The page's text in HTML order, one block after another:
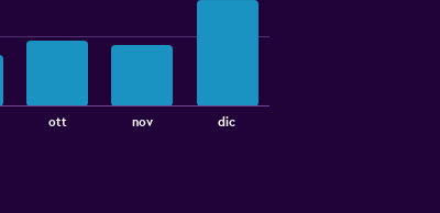
ott nov dic